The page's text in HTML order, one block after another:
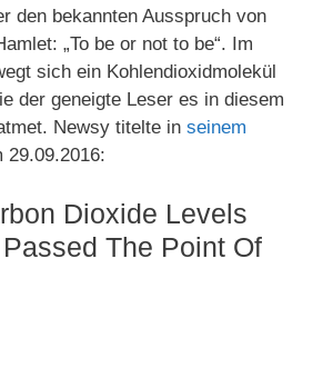
den bekannten Ausspruch von
„To be or not to be“. Im
sich ein Kohlendioxidmolekül
der geneigte Leser es in diesem
Newsy titelte in seinem
29.09.2016:
Dioxide Levels
The Point Of